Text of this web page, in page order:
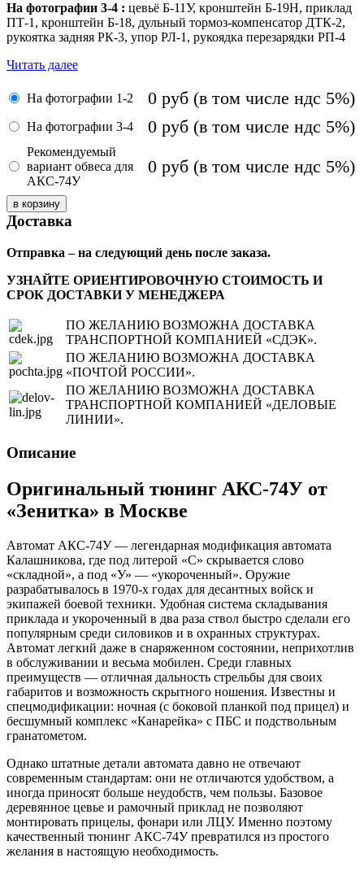
На фотографии 3-4 : цевьё Б-11У, кронштейн Б-19Н, приклад
ПТ-1, кронштейн Б-18, дульный тормоз-компенсатор ДТК-2,
рукоятка задняя РК-3, упор РЛ-1, рукоядка перезарядки РП-4
Читать далее
На фотографии 1-2 0 руб (в том числе ндс 5%)
На фотографии 3-4 0 руб (в том числе ндс 5%)
Рекомендуемый
вариант обвеса для
АКC-74У
0 руб (в том числе ндс 5%)
Доставка
Отправка – на следующий день после заказа.
УЗНАЙТЕ ОРИЕНТИРОВОЧНУЮ СТОИМОСТЬ И
СРОК ДОСТАВКИ У МЕНЕДЖЕРА
ПО ЖЕЛАНИЮ ВОЗМОЖНА ДОСТАВКА
ТРАНСПОРТНОЙ КОМПАНИЕЙ «СДЭК».
ПО ЖЕЛАНИЮ ВОЗМОЖНА ДОСТАВКА
«ПОЧТОЙ РОССИИ».
ПО ЖЕЛАНИЮ ВОЗМОЖНА ДОСТАВКА
ТРАНСПОРТНОЙ КОМПАНИЕЙ «ДЕЛОВЫЕ
ЛИНИИ».
Описание
Оригинальный тюнинг АКС-74У от
«Зенитка» в Москве
Автомат АКС-74У — легендарная модификация автомата
Калашникова, где под литерой «С» скрывается слово
«складной», а под «У» — «укороченный». Оружие
разрабатывалось в 1970-х годах для десантных войск и
экипажей боевой техники. Удобная система складывания
приклада и укороченный в два раза ствол быстро сделали его
популярным среди силовиков и в охранных структурах.
Автомат легкий даже в снаряженном состоянии, неприхотлив
в обслуживании и весьма мобилен. Среди главных
преимуществ — отличная дальность стрельбы для своих
габаритов и возможность скрытного ношения. Известны и
спецмодификации: ночная (с боковой планкой под прицел) и
бесшумный комплекс «Канарейка» с ПБС и подствольным
гранатометом.
Однако штатные детали автомата давно не отвечают
современным стандартам: они не отличаются удобством, а
иногда приносят больше неудобств, чем пользы. Базовое
деревянное цевье и рамочный приклад не позволяют
монтировать прицелы, фонари или ЛЦУ. Именно поэтому
качественный тюнинг АКС-74У превратился из простого
желания в настоящую необходимость.